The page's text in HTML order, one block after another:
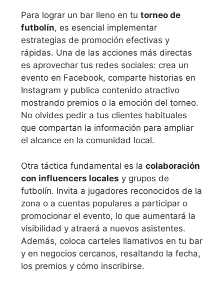
Para lograr un bar lleno en tutorneo de
futbolín, es esencial implementar
estrategias de promoción efectivas y
rápidas. Una de las acciones más directas
es aprovechar tus redes sociales: crea un
evento en Facebook, comparte historias en
Instagram y publica contenido atractivo
mostrando premios o la emoción del torneo.
No olvides pedir a tus clientes habituales
que compartan la información para ampliar
el alcance en la comunidad local.
Otra táctica fundamental es lacolaboración
con influencers locales y grupos de
futbolín. Invita a jugadores reconocidos de la
zona o a cuentas populares a participar o
promocionar el evento, lo que aumentará la
visibilidad y atraerá a nuevos asistentes.
Además, coloca carteles llamativos en tu bar
y en negocios cercanos, resaltando la fecha,
los premios y cómo inscribirse.